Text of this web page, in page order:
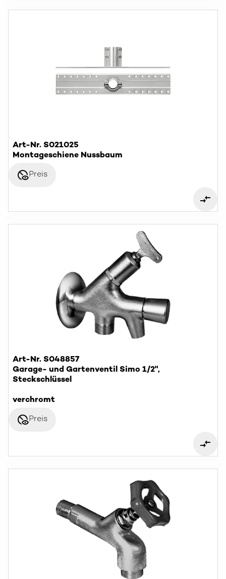
Art-Nr. S021025
Montageschiene Nussbaum
disabled_visiblePreis
Art-Nr. S048857
Garage- und Gartenventil Simo 1/2",
Steckschlüssel
verchromt
disabled_visiblePreis